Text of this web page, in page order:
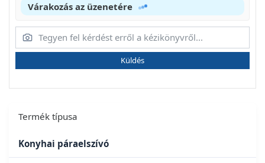
Várakozás az üzenetére
Küldés
Termék típusa
Konyhai páraelszívó